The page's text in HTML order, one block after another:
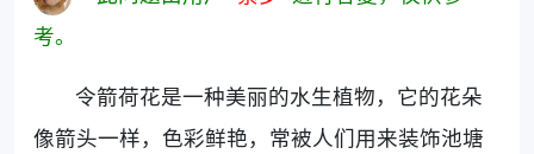
考。
令箭荷花是一种美丽的水生植物，它的花朵
像箭头一样，色彩鲜艳，常被人们用来装饰池塘